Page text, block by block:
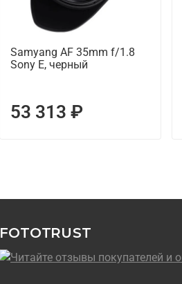
Samyang AF 35mm f/1.8
Sony E, черный
53 313 ₽
FOTOTRUST